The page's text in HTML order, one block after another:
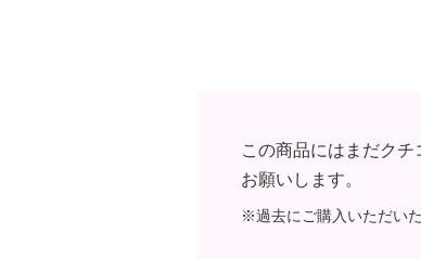
この商品にはまだク
お願いします。
※過去にご購入いただい